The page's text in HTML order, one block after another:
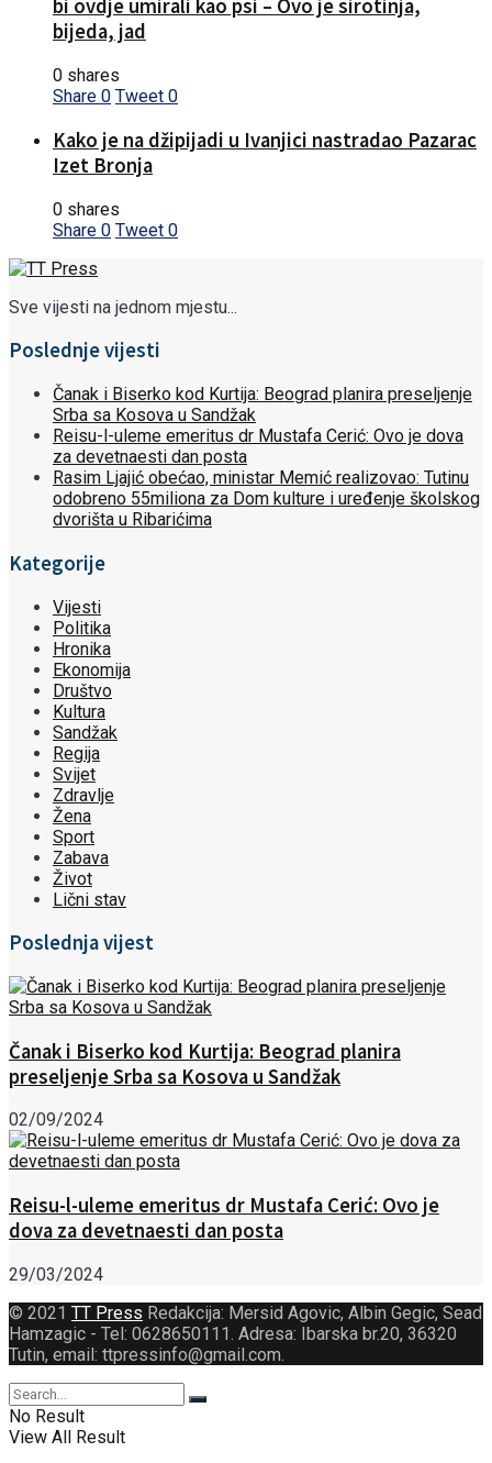
bi ovdje umirali kao psi – Ovo je sirotinja,
bijeda, jad
0 shares
Share 0 Tweet 0
Kako je na džipijadi u Ivanjici nastradao Pazarac
Izet Bronja
0 shares
Share 0 Tweet 0
Sve vijesti na jednom mjestu...
Poslednje vijesti
Čanak i Biserko kod Kurtija: Beograd planira preseljenje
Srba sa Kosova u Sandžak
Reisu-l-uleme emeritus dr Mustafa Cerić: Ovo je dova
za devetnaesti dan posta
Rasim Ljajić obećao, ministar Memić realizovao: Tutinu
odobreno 55miliona za Dom kulture i uređenje školskog
dvorišta u Ribarićima
Kategorije
Vijesti
Politika
Hronika
Ekonomija
Društvo
Kultura
Sandžak
Regija
Svijet
Zdravlje
Žena
Sport
Zabava
Život
Lični stav
Poslednja vijest
Čanak i Biserko kod Kurtija: Beograd planira
preseljenje Srba sa Kosova u Sandžak
02/09/2024
Reisu-l-uleme emeritus dr Mustafa Cerić: Ovo je
dova za devetnaesti dan posta
29/03/2024
© 2021 TT Press Redakcija: Mersid Agovic, Albin Gegic, Sead
Hamzagic - Tel: 0628650111. Adresa: Ibarska br.20, 36320
Tutin, email: ttpressinfo@gmail.com.
No Result
View All Result